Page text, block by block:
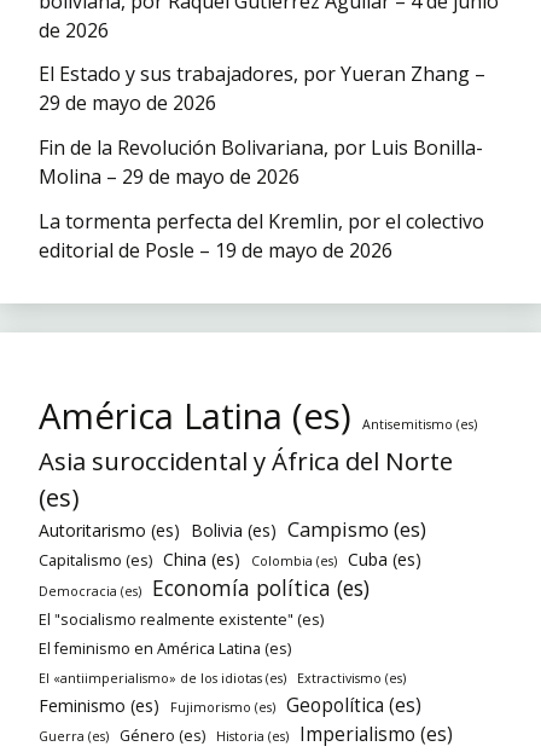
de 2026
El Estado y sus trabajadores, por Yueran Zhang –
29 de mayo de 2026
Fin de la Revolución Bolivariana, por Luis Bonilla-
Molina – 29 de mayo de 2026
La tormenta perfecta del Kremlin, por el colectivo
editorial de Posle – 19 de mayo de 2026
América Latina (es) Antisemitismo (es)
Asia suroccidental y África del Norte
(es)
Autoritarismo (es) Bolivia (es) Campismo (es)
Capitalismo (es) China (es) Colombia (es) Cuba (es)
Democracia (es) Economía política (es)
El "socialismo realmente existente" (es)
El feminismo en América Latina (es)
El «antiimperialismo» de los idiotas (es) Extractivismo (es)
Feminismo (es) Fujimorismo (es) Geopolítica (es)
Guerra (es) Género (es) Historia (es) Imperialismo (es)